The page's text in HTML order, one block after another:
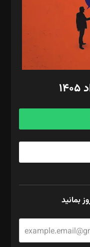
بمانید